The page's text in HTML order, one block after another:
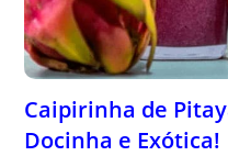
Caipirinha de
Docinha e Exótica!